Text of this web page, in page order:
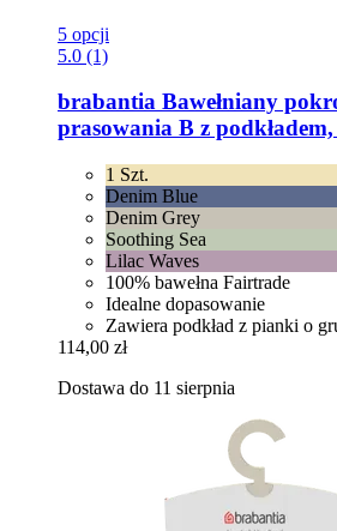
5 opcji
5.0 (1)
brabantia Bawełniany
prasowania B z podkładem,
1 Szt.
Denim Blue
Denim Grey
Soothing Sea
Lilac Waves
100% bawełna Fairtrade
Idealne dopasowanie
Zawiera podkład z pianki o
114,00 zł
Dostawa do 11 sierpnia